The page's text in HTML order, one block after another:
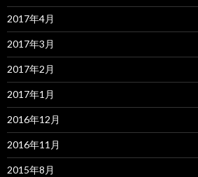
2017年4月
2017年3月
2017年2月
2017年1月
2016年12月
2016年11月
2015年8月